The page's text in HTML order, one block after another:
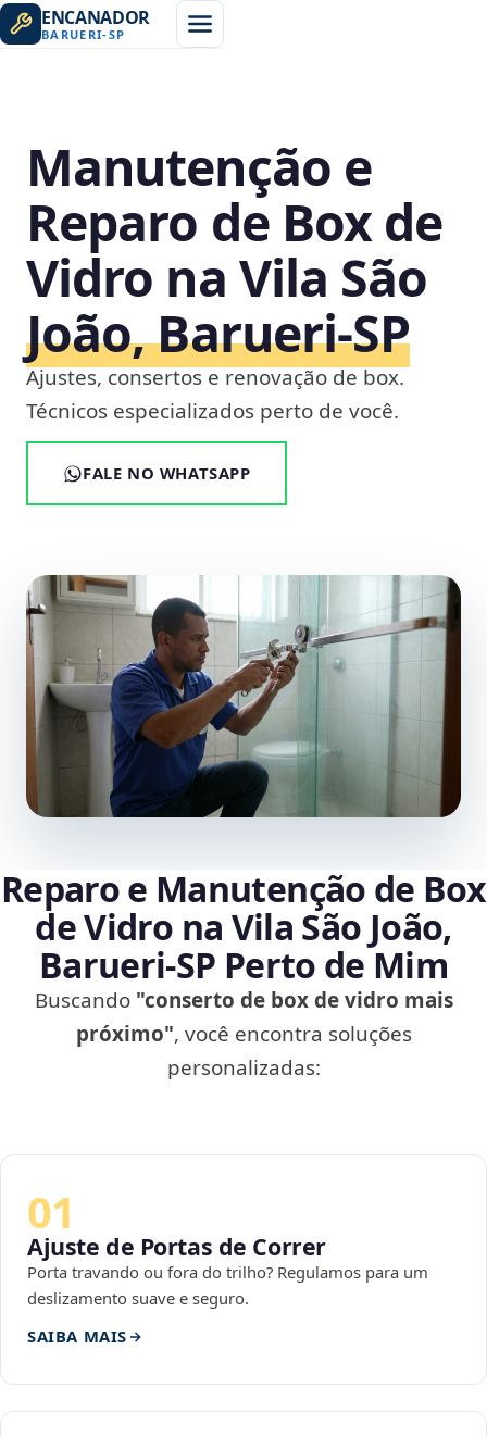
ENCANADOR
BARUERI-SP
Manutenção e
Reparo de Box de
Vidro na Vila São
João, Barueri‑SP
Ajustes, consertos e renovação de box.
Técnicos especializados perto de você.
FALE NO WHATSAPP
Reparo e Manutenção de Box
de Vidro na Vila São João,
Barueri‑SP Perto de Mim
Buscando "conserto de box de vidro mais
próximo", você encontra soluções
personalizadas:
01
Ajuste de Portas de Correr
Porta travando ou fora do trilho? Regulamos para um
deslizamento suave e seguro.
SAIBA MAIS